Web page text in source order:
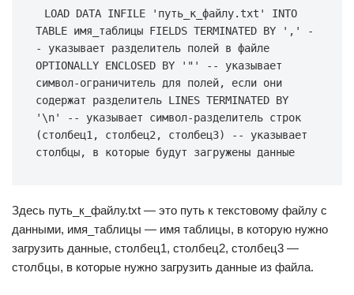
LOAD DATA INFILE 'путь_к_файлу.txt' INTO
TABLE имя_таблицы FIELDS TERMINATED BY ',' -
- указывает разделитель полей в файле
OPTIONALLY ENCLOSED BY '"' -- указывает
символ-ограничитель для полей, если они
содержат разделитель LINES TERMINATED BY
'\n' -- указывает символ-разделитель строк
(столбец1, столбец2, столбец3) -- указывает
столбцы, в которые будут загружены данные
Здесь путь_к_файлу.txt — это путь к текстовому файлу с
данными, имя_таблицы — имя таблицы, в которую нужно
загрузить данные, столбец1, столбец2, столбец3 —
столбцы, в которые нужно загрузить данные из файла.